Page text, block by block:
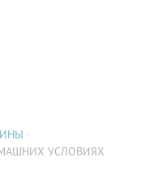
УСЛОВИЯХ